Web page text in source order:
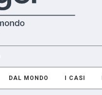
DAL MONDO I CASI